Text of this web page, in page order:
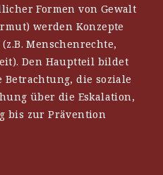
Formen von Gewalt
werden Konzepte
Menschenrechte,
Den Hauptteil bildet
die soziale
über die Eskalation,
bis zur Prävention